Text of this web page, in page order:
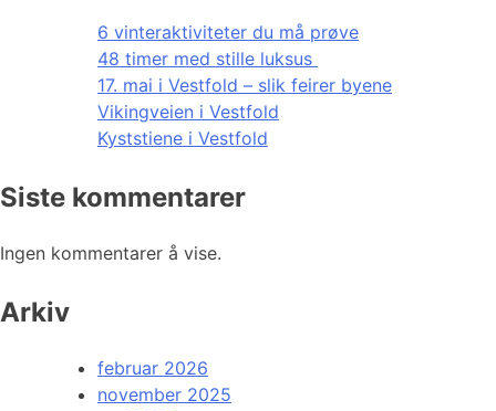
6 vinteraktiviteter du må prøve
48 timer med stille luksus
17. mai i Vestfold – slik feirer byene
Vikingveien i Vestfold
Kyststiene i Vestfold
Siste kommentarer
Ingen kommentarer å vise.
Arkiv
februar 2026
november 2025